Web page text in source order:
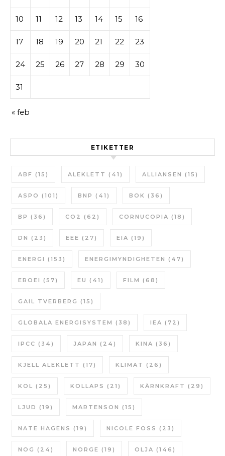
10 11 12 13 14 15 16
17 18 19 20 21 22 23
24 25 26 27 28 29 30
31
« feb
ETIKETTER
ABF (15) ALEKLETT (41) ALLIANSEN (15)
ASPO (101) BNP (41) BOK (36)
BP (36) CO2 (62) CORNUCOPIA (18)
DN (23) EEE (27) EIA (19)
ENERGI (153) ENERGIMYNDIGHETEN (47)
EROEI (57) EU (41) FILM (68)
GAIL TVERBERG (15)
GLOBALA ENERGISYSTEM (38) IEA (72)
IPCC (34) JAPAN (24) KINA (36)
KJELL ALEKLETT (17) KLIMAT (26)
KOL (25) KOLLAPS (21) KÄRNKRAFT (29)
LJUD (19) MARTENSON (15)
NATE HAGENS (19) NICOLE FOSS (23)
NOG (24) NORGE (19) OLJA (146)